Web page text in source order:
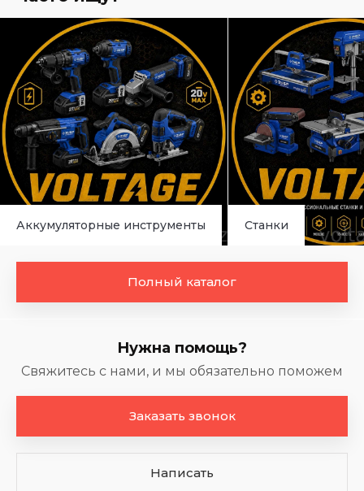
Аккумуляторные инструменты Станки
Полный каталог
Нужна помощь?
Свяжитесь с нами, и мы обязательно поможем
Заказать звонок
Написать